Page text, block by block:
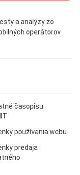
a analýzy zo
operátorov.
časopisu
používania webu
predaja